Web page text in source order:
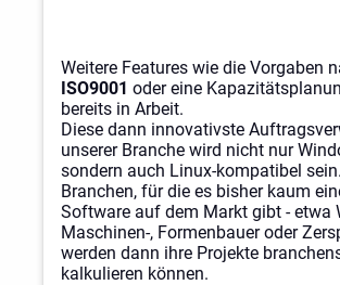
Weitere Features wie die Vorgaben
ISO9001 oder eine
bereits in Arbeit.
Diese dann innovativste
unserer Branche wird nicht nur
sondern auch Linux-kompatibel
Branchen, für die es bisher kaum
Software auf dem Markt gibt - etwa
Maschinen-, Formenbauer oder
werden dann ihre Projekte
kalkulieren können.